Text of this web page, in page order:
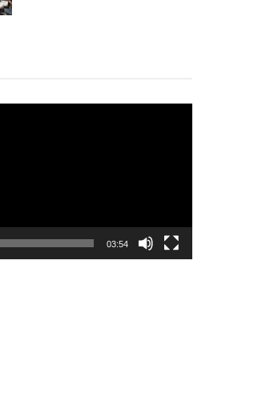
03:54